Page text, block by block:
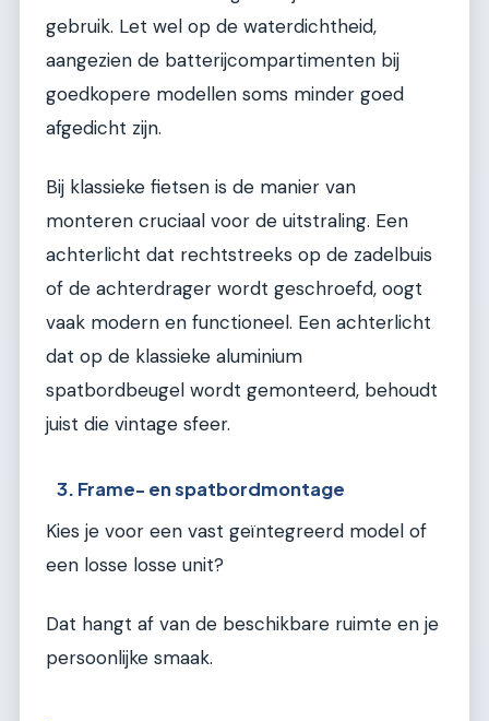
gebruik. Let wel op de waterdichtheid,
aangezien de batterijcompartimenten bij
goedkopere modellen soms minder goed
afgedicht zijn.
Bij klassieke fietsen is de manier van
monteren cruciaal voor de uitstraling. Een
achterlicht dat rechtstreeks op de zadelbuis
of de achterdrager wordt geschroefd, oogt
vaak modern en functioneel. Een achterlicht
dat op de klassieke aluminium
spatbordbeugel wordt gemonteerd, behoudt
juist die vintage sfeer.
3. Frame- en spatbordmontage
Kies je voor een vast geïntegreerd model of
een losse losse unit?
Dat hangt af van de beschikbare ruimte en je
persoonlijke smaak.